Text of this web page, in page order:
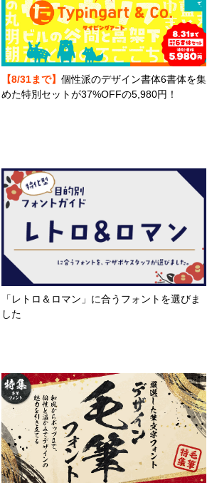
【8/31まで】 個性派のデザイン書体6書体を集
めた特別セットが37%OFFの5,980円！
「レトロ＆ロマン」に合うフォントを選びま
した